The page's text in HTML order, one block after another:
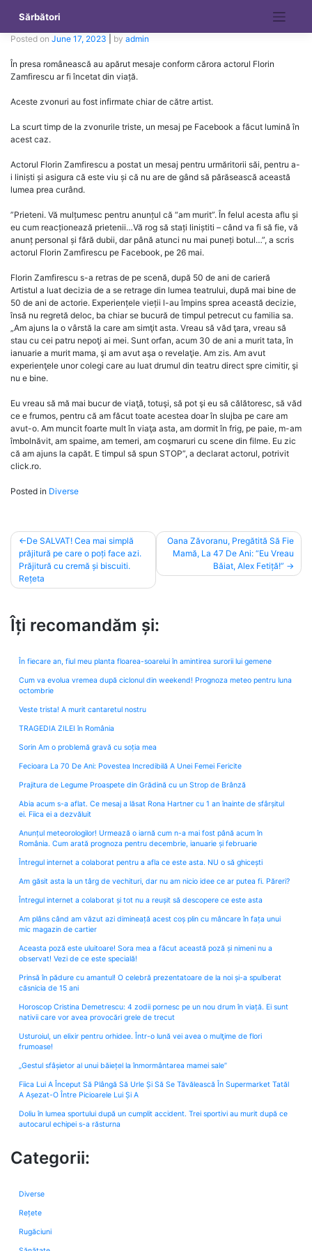
content
Sărbători
Posted on June 17, 2023 by admin
În presa românească au apărut mesaje conform cărora actorul Florin
Zamfirescu ar fi încetat din viață.
Aceste zvonuri au fost infirmate chiar de către artist.
La scurt timp de la zvonurile triste, un mesaj pe Facebook a făcut lumină în
acest caz.
Actorul Florin Zamfirescu a postat un mesaj pentru urmăritorii săi, pentru a-
i liniști și asigura că este viu și că nu are de gând să părăsească această
lumea prea curând.
”Prieteni. Vă mulțumesc pentru anunțul că “am murit”. În felul acesta aflu și
eu cum reacționează prietenii…Vă rog să stați liniștiti – când va fi să fie, vă
anunț personal și fără dubii, dar până atunci nu mai puneți botul…”, a scris
actorul Florin Zamfirescu pe Facebook, pe 26 mai.
Florin Zamfirescu s-a retras de pe scenă, după 50 de ani de carieră
Artistul a luat decizia de a se retrage din lumea teatrului, după mai bine de
50 de ani de actorie. Experiențele vieții l-au împins sprea această decizie,
însă nu regretă deloc, ba chiar se bucură de timpul petrecut cu familia sa.
„Am ajuns la o vârstă la care am simţit asta. Vreau să văd ţara, vreau să
stau cu cei patru nepoţi ai mei. Sunt orfan, acum 30 de ani a murit tata, în
ianuarie a murit mama, şi am avut aşa o revelaţie. Am zis. Am avut
experienţele unor colegi care au luat drumul din teatru direct spre cimitir, şi
nu e bine.
Eu vreau să mă mai bucur de viaţă, totuşi, să pot şi eu să călătoresc, să văd
ce e frumos, pentru că am făcut toate acestea doar în slujba pe care am
avut-o. Am muncit foarte mult în viaţa asta, am dormit în frig, pe paie, m-am
îmbolnăvit, am spaime, am temeri, am coşmaruri cu scene din filme. Eu zic
că am ajuns la capăt. E timpul să spun STOP”, a declarat actorul, potrivit
click.ro.
Posted in Diverse
Post
navigation
De SALVAT! Cea mai simplă
prăjitură pe care o poți face azi.
Prăjitură cu cremă și biscuiti.
Rețeta
Oana Zăvoranu, Pregătită Să Fie
Mamă, La 47 De Ani: “Eu Vreau
Băiat, Alex Fetiță!”
Îți recomandăm și:
În fiecare an, fiul meu planta floarea-soarelui în amintirea surorii lui gemene
Cum va evolua vremea după ciclonul din weekend! Prognoza meteo pentru luna
octombrie
Veste trista! A murit cantaretul nostru
TRAGEDIA ZILEI în România
Sorin Am o problemă gravă cu soția mea
Fecioara La 70 De Ani: Povestea Incredibilă A Unei Femei Fericite
Prajitura de Legume Proaspete din Grădină cu un Strop de Brânză
Abia acum s-a aflat. Ce mesaj a lăsat Rona Hartner cu 1 an înainte de sfârșitul
ei. Fiica ei a dezvăluit
Anunțul meteorologilor! Urmează o iarnă cum n-a mai fost până acum în
România. Cum arată prognoza pentru decembrie, ianuarie și februarie
Întregul internet a colaborat pentru a afla ce este asta. NU o să ghicești
Am găsit asta la un târg de vechituri, dar nu am nicio idee ce ar putea fi. Păreri?
Întregul internet a colaborat și tot nu a reușit să descopere ce este asta
Am plâns când am văzut azi dimineață acest coș plin cu mâncare în fața unui
mic magazin de cartier
Aceasta poză este uluitoare! Sora mea a făcut această poză și nimeni nu a
observat! Vezi de ce este specială!
Prinsă în pădure cu amantul! O celebră prezentatoare de la noi și-a spulberat
căsnicia de 15 ani
Horoscop Cristina Demetrescu: 4 zodii pornesc pe un nou drum în viață. Ei sunt
nativii care vor avea provocări grele de trecut
Usturoiul, un elixir pentru orhidee. Într-o lună vei avea o mulţime de flori
frumoase!
„Gestul sfâșietor al unui băiețel la înmormântarea mamei sale”
Fiica Lui A Început Să Plângă Să Urle Și Să Se Tăvălească În Supermarket Tatăl
A Așezat-O Între Picioarele Lui Și A
Doliu în lumea sportului după un cumplit accident. Trei sportivi au murit după ce
autocarul echipei s-a răsturna
Categorii:
Diverse
Rețete
Rugăciuni